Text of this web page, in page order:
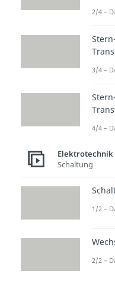
2/4 –
3/4 –
4/4 –
Elektrotechnik
Schaltung
1/2 –
2/2 –